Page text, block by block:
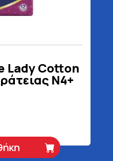
Lady Cotton
N4+